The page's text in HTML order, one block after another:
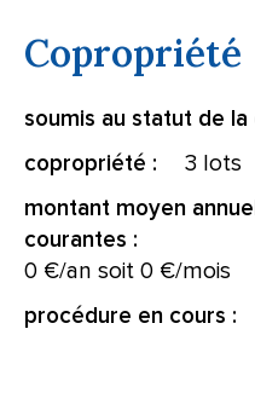
Copropriété
soumis au statut de
copropriété : 3 lots
montant moyen
courantes :
0 €/an soit 0 €/mois
procédure en cours :